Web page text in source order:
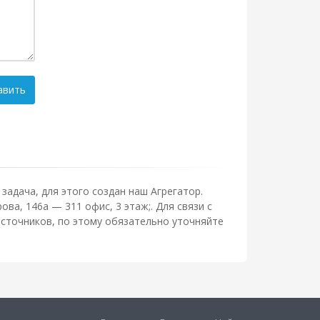
для этого создан наш Агрегатор.
146а — 311 офис, 3 этаж;. Для связи с
по этому обязательно уточняйте